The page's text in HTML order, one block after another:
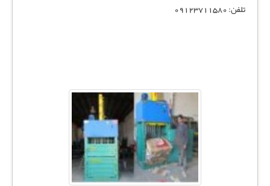
تلفن: 09123711580